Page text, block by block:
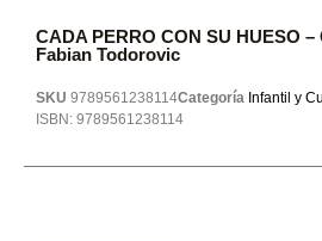
CADA PERRO CON SU HUESO
Fabian Todorovic
SKU 9789561238114Categoría Infantil y
ISBN: 9789561238114